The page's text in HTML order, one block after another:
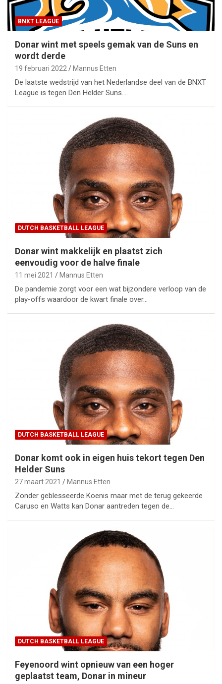
BNXT LEAGUE
Donar wint met speels gemak van de Suns en
wordt derde
19 februari 2022 Mannus Etten
De laatste wedstrijd van het Nederlandse deel van de BNXT
League is tegen Den Helder Suns.…
DUTCH BASKETBALL LEAGUE
Donar wint makkelijk en plaatst zich
eenvoudig voor de halve finale
11 mei 2021 Mannus Etten
De pandemie zorgt voor een wat bijzondere verloop van de
play-offs waardoor de kwart finale over…
DUTCH BASKETBALL LEAGUE
Donar komt ook in eigen huis tekort tegen Den
Helder Suns
27 maart 2021 Mannus Etten
Zonder geblesseerde Koenis maar met de terug gekeerde
Caruso en Watts kan Donar aantreden tegen de…
DUTCH BASKETBALL LEAGUE
Feyenoord wint opnieuw van een hoger
geplaatst team, Donar in mineur